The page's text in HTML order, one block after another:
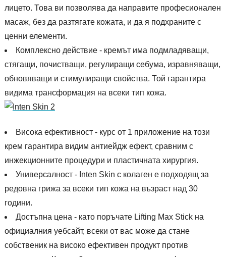
лицето. Това ви позволява да направите професионален
масаж, без да разтягате кожата, и да я подхраните с
ценни елементи.
Комплексно действие - кремът има подмладяващи,
стягащи, почистващи, регулиращи себума, изравняващи,
обновяващи и стимулиращи свойства. Той гарантира
видима трансформация на всеки тип кожа.
Висока ефективност - курс от 1 приложение на този
крем гарантира видим антиейдж ефект, сравним с
инжекционните процедури и пластичната хирургия.
Универсалност - Inten Skin с колаген е подходящ за
редовна грижа за всеки тип кожа на възраст над 30
години.
Достъпна цена - като поръчате Lifting Max Stick на
официалния уебсайт, всеки от вас може да стане
собственик на високо ефективен продукт против